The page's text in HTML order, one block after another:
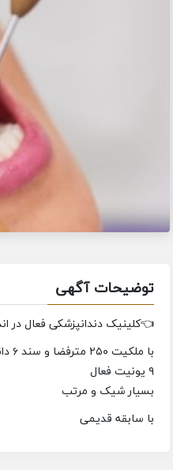
توضیحات آگهی
👈کلینیک دندانپزشکی فعال در
با ملکیت ۲۵۰ مترفضا و سند ۶ دانگ
۹ یونیت فعال
بسیار شیک و مرتب
با سابقه قدیمی